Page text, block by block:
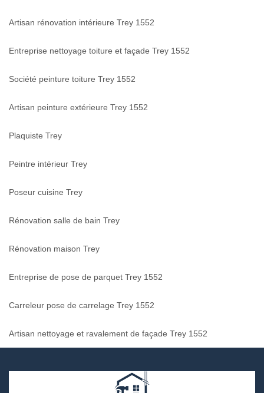
Artisan rénovation intérieure Trey 1552
Entreprise nettoyage toiture et façade Trey 1552
Société peinture toiture Trey 1552
Artisan peinture extérieure Trey 1552
Plaquiste Trey
Peintre intérieur Trey
Poseur cuisine Trey
Rénovation salle de bain Trey
Rénovation maison Trey
Entreprise de pose de parquet Trey 1552
Carreleur pose de carrelage Trey 1552
Artisan nettoyage et ravalement de façade Trey 1552